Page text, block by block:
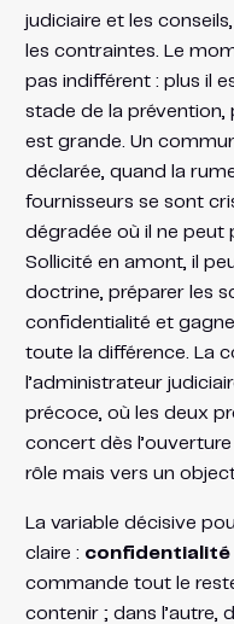
judiciaire et les
les contraintes. Le
pas indifférent : plus il
stade de la
est grande. Un
déclarée, quand la
fournisseurs se sont
dégradée où il ne peut
Sollicité en amont, il
doctrine, préparer les
confidentialité et
toute la différence. La
l’administrateur
précoce, où les deux
concert dès
rôle mais vers un
La variable décisive
claire :
commande tout le
contenir ; dans l’autre,